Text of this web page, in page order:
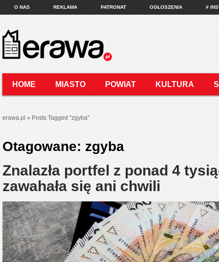
O NAS REKLAMA PATRONAT OGŁOSZENIA #
HOME MIASTO POWIAT KULTURA
erawa.pl » Posts Tagged "zgyba"
Otagowane: zgyba
Znalazła portfel z ponad 4
zawahała się ani chwili